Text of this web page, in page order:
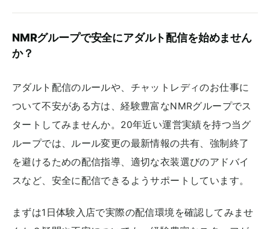
NMRグループで安全にアダルト配信を始めません
か？
アダルト配信のルールや、チャットレディのお仕事に
ついて不安がある方は、経験豊富なNMRグループでス
タートしてみませんか。20年近い運営実績を持つ当グ
ループでは、ルール変更の最新情報の共有、強制終了
を避けるための配信指導、適切な衣装選びのアドバイ
スなど、安全に配信できるようサポートしています。
まずは1日体験入店で実際の配信環境を確認してみませ